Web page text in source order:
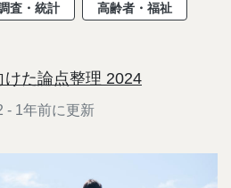
査・統計 高齢者・福祉
た論点整理 2024
- 1年前に更新